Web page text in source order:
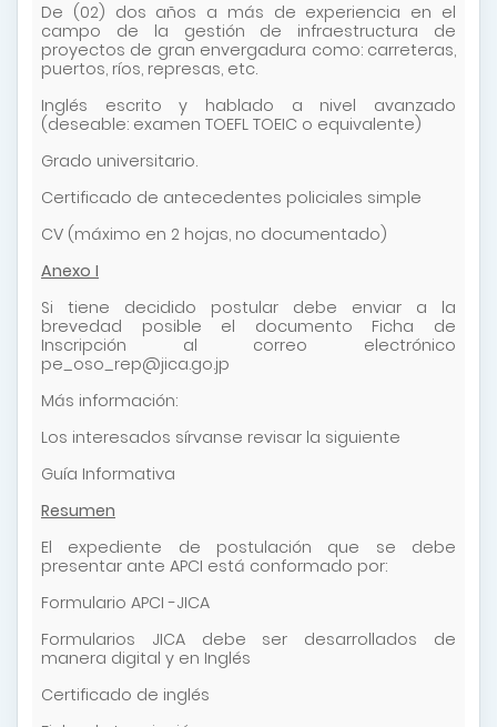
De (02) dos años a más de experiencia en el
campo de la gestión de infraestructura de
proyectos de gran envergadura como: carreteras,
puertos, ríos, represas, etc.
Inglés escrito y hablado a nivel avanzado
(deseable: examen TOEFL TOEIC o equivalente)
Grado universitario.
Certificado de antecedentes policiales simple
CV (máximo en 2 hojas, no documentado)
Anexo I
Si tiene decidido postular debe enviar a la
brevedad posible el documento Ficha de
Inscripción al correo electrónico
pe_oso_rep@jica.go.jp
Más información:
Los interesados sírvanse revisar la siguiente
Guía Informativa
Resumen
El expediente de postulación que se debe
presentar ante APCI está conformado por:
Formulario APCI -JICA
Formularios JICA debe ser desarrollados de
manera digital y en Inglés
Certificado de inglés